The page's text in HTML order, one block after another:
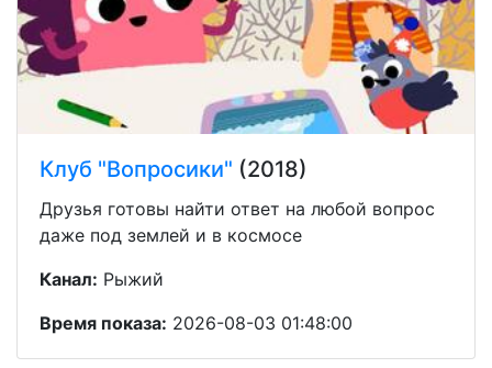
Клуб "Вопросики" (2018)
Друзья готовы найти ответ на любой вопрос
даже под землей и в космосе
Канал: Рыжий
Время показа: 2026-08-03 01:48:00